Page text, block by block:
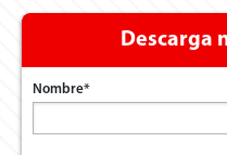
Descarga
Nombre*